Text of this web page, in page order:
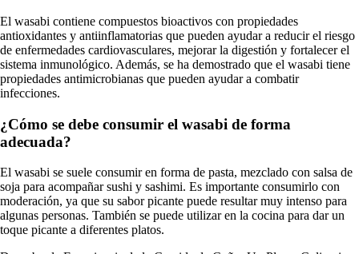
El wasabi contiene compuestos bioactivos con propiedades
antioxidantes y antiinflamatorias que pueden ayudar a reducir el riesgo
de enfermedades cardiovasculares, mejorar la digestión y fortalecer el
sistema inmunológico. Además, se ha demostrado que el wasabi tiene
propiedades antimicrobianas que pueden ayudar a combatir
infecciones.
¿Cómo se debe consumir el wasabi de forma
adecuada?
El wasabi se suele consumir en forma de pasta, mezclado con salsa de
soja para acompañar sushi y sashimi. Es importante consumirlo con
moderación, ya que su sabor picante puede resultar muy intenso para
algunas personas. También se puede utilizar en la cocina para dar un
toque picante a diferentes platos.